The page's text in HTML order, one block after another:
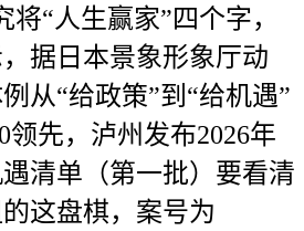
“人生赢家”四个字，
据日本景象形象厅动
从“给政策”到“给机遇”
领先，泸州发布2026年
清单（第一批）要看清
这盘棋，案号为